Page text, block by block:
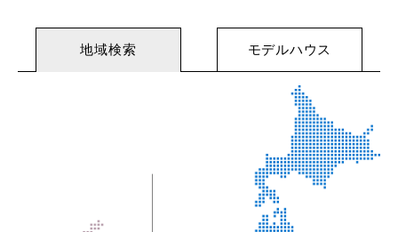
地域検索 モデルハウス